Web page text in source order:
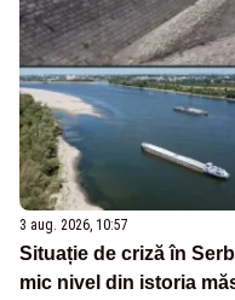
3 aug. 2026, 10:57
Situație de criză în
mic nivel din istoria